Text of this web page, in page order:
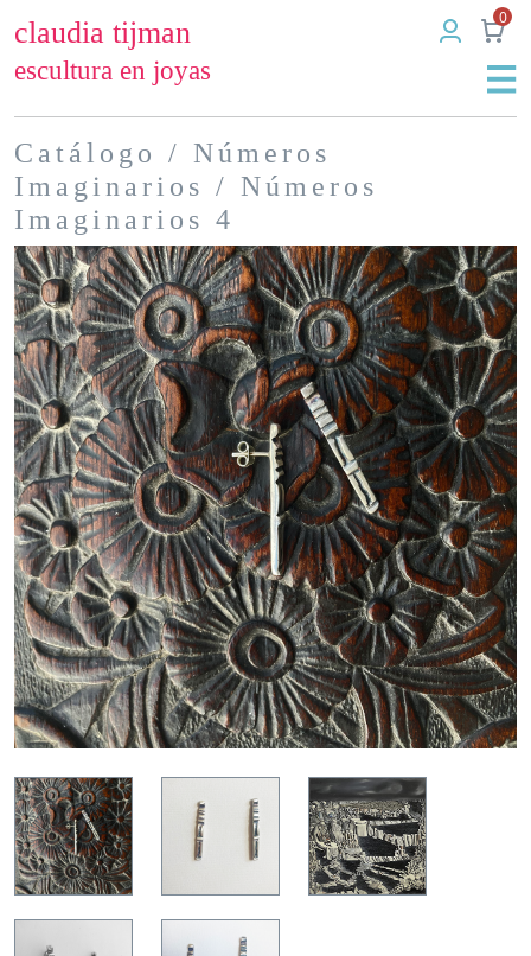
claudia tijman
escultura en joyas
0
Catálogo / Números
Imaginarios / Números
Imaginarios 4